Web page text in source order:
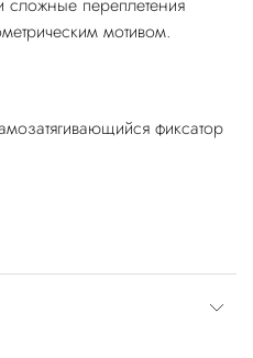
мотивом.
фиксатор